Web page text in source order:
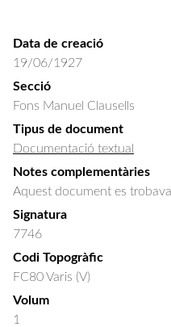
Data de creació
19/06/1927
Secció
Fons Manuel Clausells
Tipus de document
Documentació textual
Notes complementàries
Aquest document es
Signatura
7746
Codi Topogràfic
FC80 Varis (V)
Volum
1